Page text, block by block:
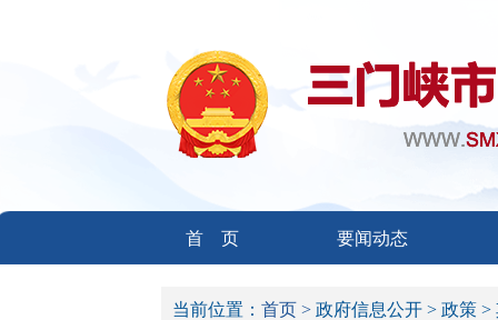
首 页 要闻动态
当前位置： 首页 > 政府信息公开 > 政策 >